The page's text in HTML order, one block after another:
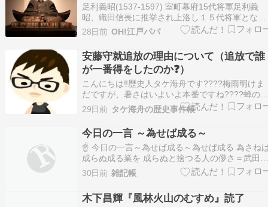
足利義昭(1537-1597) 室町幕府15代将軍足利義
昭、織田信長に推挙され上洛し１５代将軍となり
ました。徳川幕府も１５代徳川慶喜で終わりまし
たが、足利幕府も１５代義昭で終焉しました。ま
た同じように滅亡はせずある程度の地位は残した
まま生涯を終えました。本能寺の変では首謀者は
明…
28日前 OH!江戸パパ
安藤守就追放の理由について（追放で誰
が一番得をしたのか❓）
こんにちは‼️歴史人タケ海舟です????梅雨明けま
だですが、暑さはいよいよ本番ですね????蝉の
き声も活発になりつつあります????安藤守就の
放ついて…甲斐の武田に内通した‼️というのが追
の理由でした‼️「信長公記」にも記載されており
当時としてもそのように認識されていた…
29日前 タケ海舟の歴史事件帳
今日の一言 ～為せば成る～
☝ 今日の一言～為せば成る～為せば成る 為さね
成らぬ成る業を 成らぬと捨つる人の儚さ＝武田
玄＝
30日前 雑記帳
木下昌輝『風林火山のむすめ』読了